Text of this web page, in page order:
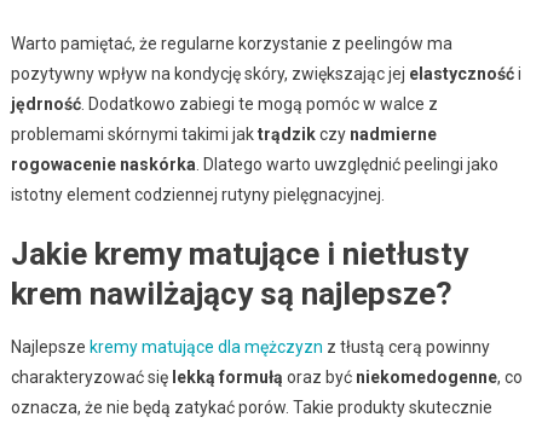
Warto pamiętać, że regularne korzystanie z peelingów ma
pozytywny wpływ na kondycję skóry, zwiększając jej elastycznośći
jędrność. Dodatkowo zabiegi te mogą pomóc w walce z
problemami skórnymi takimi jaktrądzikczy nadmierne
rogowacenie naskórka . Dlatego warto uwzględnić peelingi jako
istotny element codziennej rutyny pielęgnacyjnej.
Jakie kremy matujące i nietłusty
krem nawilżający są najlepsze?
Najlepsze kremy matujące dla mężczyzn z tłustą cerą powinny
charakteryzować się lekką formułą oraz być niekomedogenne, co
oznacza, że nie będą zatykać porów. Takie produkty skutecznie